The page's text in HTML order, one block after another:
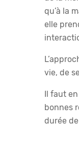
qu’à la
elle
vie, de
Il faut
bonnes
durée